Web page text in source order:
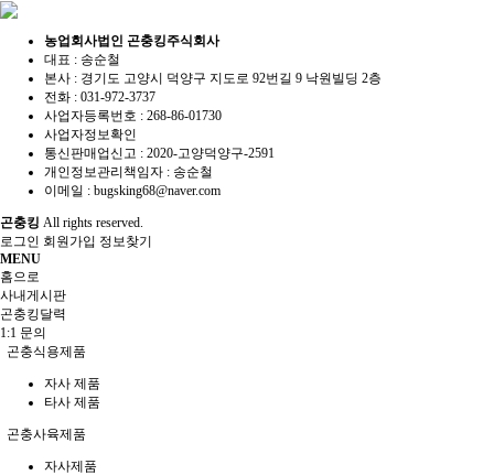
농업회사법인 곤충킹주식회사
대표 : 송순철
본사 : 경기도 고양시 덕양구 지도로 92번길 9 낙원빌딩 2층
전화 : 031-972-3737
사업자등록번호 : 268-86-01730
사업자정보확인
통신판매업신고 : 2020-고양덕양구-2591
개인정보관리책임자 : 송순철
이메일 : bugsking68@naver.com
곤충킹 All rights reserved.
로그인 회원가입 정보찾기
MENU
홈으로
사내게시판
곤충킹달력
1:1 문의
곤충식용제품
자사 제품
타사 제품
곤충사육제품
자사제품